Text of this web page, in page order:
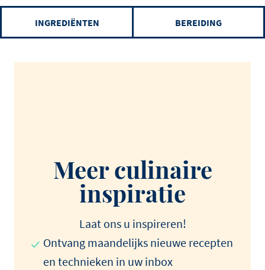
INGREDIËNTEN BEREIDING
Meer culinaire
inspiratie
Laat ons u inspireren!
Ontvang maandelijks nieuwe recepten
en technieken in uw inbox